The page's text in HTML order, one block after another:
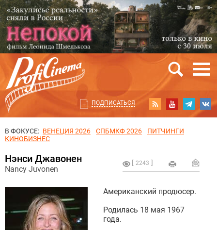
ПОДПИСАТЬСЯ
В ФОКУСЕ: ВЕНЕЦИЯ 2026 СПБМКФ 2026
ПИТЧИНГИ
КИНОБИЗНЕС
2243
Нэнси Джавонен
Nancy Juvonen
Американский продюсер.
Родилась 18 мая 1967
года.